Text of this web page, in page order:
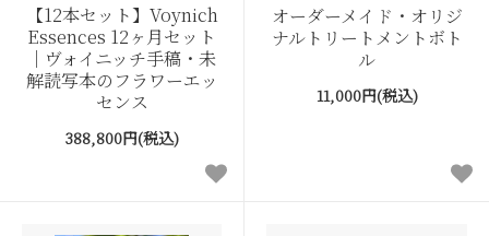
【12本セット】Voynich
Essences 12ヶ月セット
｜ヴォイニッチ手稿・未
解読写本のフラワーエッ
センス
388,800円(税込)
オーダーメイド・オリジ
ナルトリートメントボト
ル
11,000円(税込)